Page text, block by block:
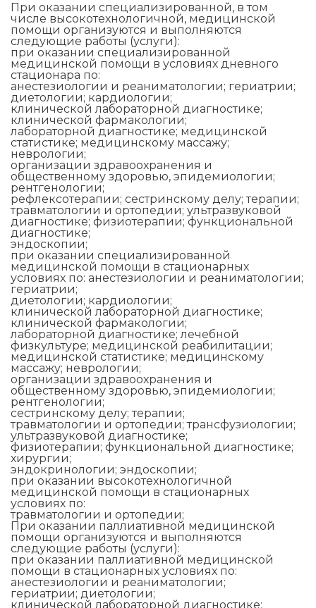
При оказании специализированной, в том
числе высокотехнологичной, медицинской
помощи организуются и выполняются
следующие работы (услуги):
при оказании специализированной
медицинской помощи в условиях дневного
стационара по:
анестезиологии и реаниматологии; гериатрии;
диетологии; кардиологии;
клинической лабораторной диагностике;
клинической фармакологии;
лабораторной диагностике; медицинской
статистике; медицинскому массажу;
неврологии;
организации здравоохранения и
общественному здоровью, эпидемиологии;
рентгенологии;
рефлексотерапии; сестринскому делу; терапии;
травматологии и ортопедии; ультразвуковой
диагностике; физиотерапии; функциональной
диагностике;
эндоскопии;
при оказании специализированной
медицинской помощи в стационарных
условиях по: анестезиологии и реаниматологии;
гериатрии;
диетологии; кардиологии;
клинической лабораторной диагностике;
клинической фармакологии;
лабораторной диагностике; лечебной
физкультуре; медицинской реабилитации;
медицинской статистике; медицинскому
массажу; неврологии;
организации здравоохранения и
общественному здоровью, эпидемиологии;
рентгенологии;
сестринскому делу; терапии;
травматологии и ортопедии; трансфузиологии;
ультразвуковой диагностике;
физиотерапии; функциональной диагностике;
хирургии;
эндокринологии; эндоскопии;
при оказании высокотехнологичной
медицинской помощи в стационарных
условиях по:
травматологии и ортопедии;
При оказании паллиативной медицинской
помощи организуются и выполняются
следующие работы (услуги):
при оказании паллиативной медицинской
помощи в стационарных условиях по:
анестезиологии и реаниматологии;
гериатрии; диетологии;
клинической лабораторной диагностике;